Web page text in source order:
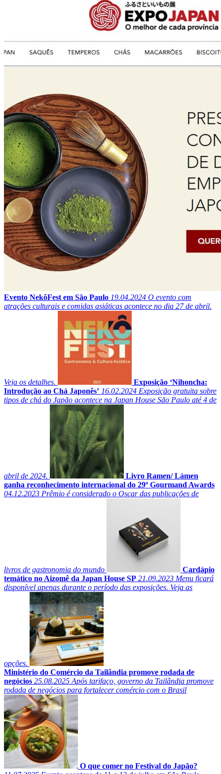
Evento NekôFest em São Paulo 19.04.2024 O evento com
atrações culturais e comidas asiáticas acontece no dia 27 de abril.
Veja os detalhes.
Exposição ‘Nihoncha:
Introdução ao Chá Japonês’ 16.02.2024 Exposição gratuita sobre
tipos de chá do Japão acontece na Japan House São Paulo até 4 de
abril de 2024.
Livro Ramen/ Lámen
ganha reconhecimento internacional do 29º Gourmand Awards
04.12.2023 Prêmio é considerado o Oscar das publicações de
livros de gastronomia do mundo
Cardápio
temático no Aizomê da Japan House SP 21.09.2023 Menu ficará
disponível apenas durante o período das exposições. Veja as
opções.
Ministério do Comércio da Tailândia promove rodada de
negócios 25.08.2025 Após tarifaço, governo da Tailândia promove
rodada de negócios para fortalecer comércio com o Brasil
O que comer no Festival do Japão?